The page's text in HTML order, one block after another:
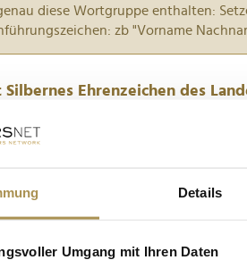
Details
Umgang mit Ihren Daten
diese Wortgruppe enthalten:
zb "Vorname
Ehrenzeichen des
im Wiener Rathaus hohe
die Bäckereiketten-Chefin und
wurde Helmut Mondschein mit dem
stand kürzlich ganz im